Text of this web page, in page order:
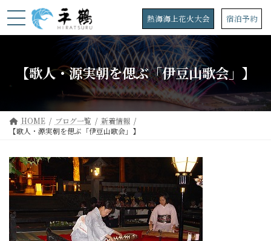
ン
プ
ビ
動
熱海海上花火大会 宿泊予約
【歌人・源実朝を偲ぶ「伊豆山歌会」】
HOME ブログ一覧
新着情報
【歌人・源実朝を偲ぶ「伊豆山歌会」】